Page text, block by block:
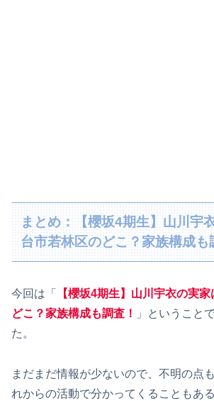
まとめ：【櫻坂4期生】山川宇
台市若林区のどこ？家族構成も
今回は「
【櫻坂4期生】山川宇衣の実
どこ？家族構成も調査！
」ということ
た。
まだまだ情報が少ないので、不明の点
れからの活動で分かってくることもあ